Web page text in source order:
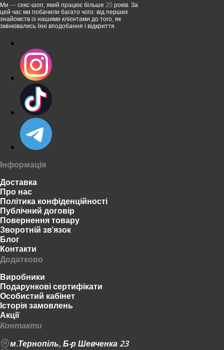
Ми — секс-шоп, який працює більше 20 років. За
цей час ми побачили багато чого: від перших
знайомств із нашими клієнтами до того, як
змінювались їхні вподобання і відкриття.
Інформація
Доставка
Про нас
Політика конфіденційності
Публічний договір
Повернення товару
Зворотній зв’язок
Блог
Контакти
Додатково
Виробники
Подарункові сертифікати
Особистий кабінет
Історія замовлень
Акції
Контакти
м.Тернопіль, Б-р Шевченка 23